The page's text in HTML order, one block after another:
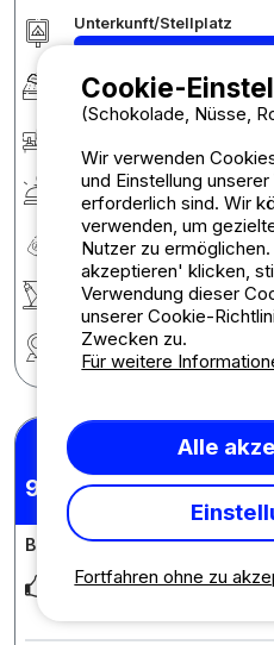
Unterkunft/Stellplatz
Komfort
Services
Preis-Leistungs-Verhältnis
Aktivitäten / Animationen
Region
9,78/10
Didier J.
Veröffentlicht am
pro Aufenthalt : 21/
Bewertung des
Accueil exceptionnel,
Fortfahren ohne zu
Cookie-
(Schokolade, Nüsse,
Wir verwenden
und Einstellung
erforderlich sind. Wir
verwenden, um
Nutzer zu
akzeptieren' klicken,
Verwendung dieser
unserer Cookie-
Zwecken zu.
Für weitere
Alle